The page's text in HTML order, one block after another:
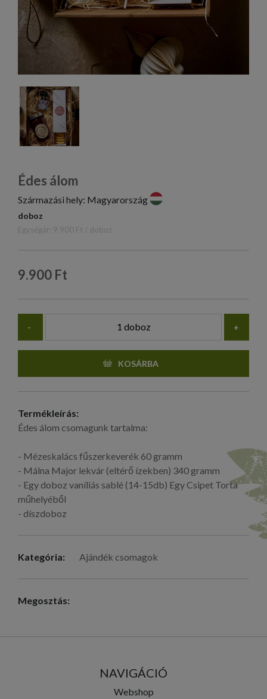
Édes álom
Származási hely: Magyarország
doboz
Egységár: 9.900 Ft / doboz
9.900 Ft
- +
KOSÁRBA
Termékleírás:
Édes álom csomagunk tartalma:
- Mézeskalács fűszerkeverék 60 gramm
- Málna Major lekvár (eltérő ízekben) 340 gramm
- Egy doboz vaníliás sablé (14-15db) Egy Csipet Torta
műhelyéből
- díszdoboz
Kategória: Ajándék csomagok
Megosztás:
NAVIGÁCIÓ
Webshop